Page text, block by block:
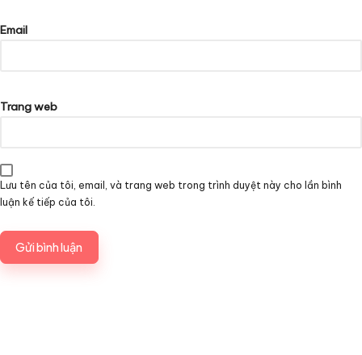
Email
Trang web
Lưu tên của tôi, email, và trang web trong trình duyệt này cho lần bình
luận kế tiếp của tôi.